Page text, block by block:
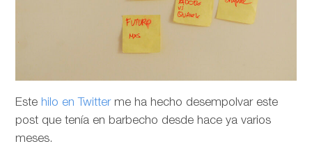
Este hilo en Twitterme ha hecho desempolvar este
post que tenía en barbecho desde hace ya varios
meses.